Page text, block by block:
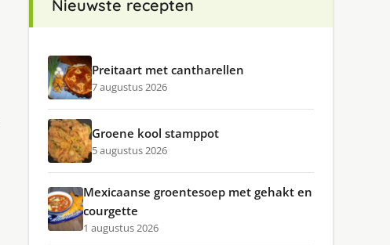
Nieuwste recepten
Preitaart met cantharellen
7 augustus 2026
Groene kool stamppot
5 augustus 2026
Mexicaanse groentesoep met gehakt en
courgette
1 augustus 2026